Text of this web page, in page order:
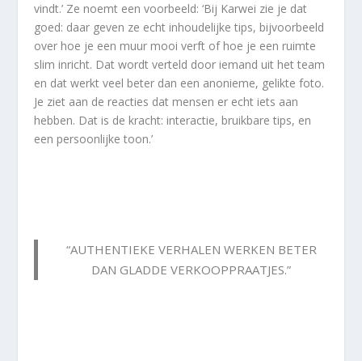
vindt.’ Ze noemt een voorbeeld: ‘Bij Karwei zie je dat
goed: daar geven ze echt inhoudelijke tips, bijvoorbeeld
over hoe je een muur mooi verft of hoe je een ruimte
slim inricht. Dat wordt verteld door iemand uit het team
en dat werkt veel beter dan een anonieme, gelikte foto.
Je ziet aan de reacties dat mensen er echt iets aan
hebben. Dat is de kracht: interactie, bruikbare tips, en
een persoonlijke toon.’
“AUTHENTIEKE VERHALEN WERKEN BETER
DAN GLADDE VERKOOPPRAATJES.”